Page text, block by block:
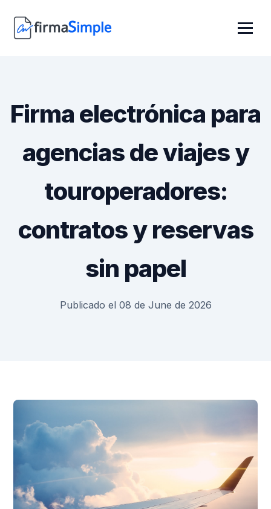
Firma electrónica para
agencias de viajes y
touroperadores:
contratos y reservas
sin papel
Publicado el 08 de June de 2026